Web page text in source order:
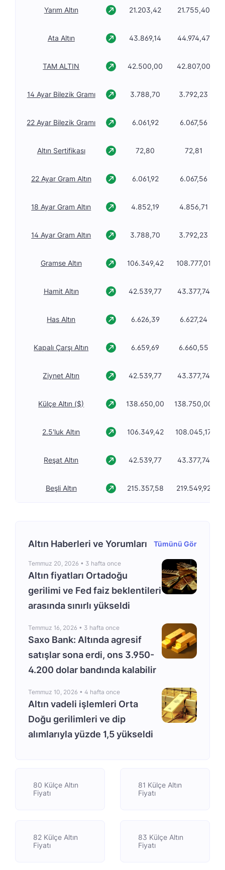
Yarım Altın 21.203,42 21.755,40
Ata Altın 43.869,14 44.974,47
TAM ALTIN 42.500,00 42.807,00
14 Ayar Bilezik Gramı 3.788,70 3.792,23
22 Ayar Bilezik Gramı 6.061,92 6.067,56
Altın Sertifikası 72,80 72,81
22 Ayar Gram Altın 6.061,92 6.067,56
18 Ayar Gram Altın 4.852,19 4.856,71
14 Ayar Gram Altın 3.788,70 3.792,23
Gramse Altın 106.349,42 108.777,01
Hamit Altın 42.539,77 43.377,74
Has Altın 6.626,39 6.627,24
Kapalı Çarşı Altın 6.659,69 6.660,55
Ziynet Altın 42.539,77 43.377,74
Külçe Altın ($) 138.650,00 138.750,00
2.5'luk Altın 106.349,42 108.045,17
Reşat Altın 42.539,77 43.377,74
Beşli Altın 215.357,58 219.549,92
Altın Haberleri ve Yorumları Tümünü Gör
Temmuz 20, 2026 • 3 hafta once
Altın fiyatları Ortadoğu
gerilimi ve Fed faiz beklentileri
arasında sınırlı yükseldi
Temmuz 16, 2026 • 3 hafta once
Saxo Bank: Altında agresif
satışlar sona erdi, ons 3.950-
4.200 dolar bandında kalabilir
Temmuz 10, 2026 • 4 hafta once
Altın vadeli işlemleri Orta
Doğu gerilimleri ve dip
alımlarıyla yüzde 1,5 yükseldi
80 Külçe Altın
Fiyatı
81 Külçe Altın
Fiyatı
82 Külçe Altın
Fiyatı
83 Külçe Altın
Fiyatı